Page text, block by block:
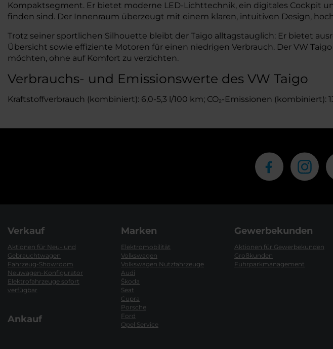
Kompaktsegment. Er bietet moderne LED-Lichttechnik, ein digitales Cockpit
finden sind. Der Innenraum überzeugt mit einem klaren, intuitiven Design,
Trotz seiner sportlichen Silhouette bleibt der Taigo alltagstauglich: Er bietet
Übersicht sowie effiziente Motoren für einen niedrigen Verbrauch. Der VW
möchten, ohne auf Komfort zu verzichten.
Verbrauchs- und Emissionswerte des VW Taigo
Kraftstoffverbrauch (kombiniert): 6,0-5,3 l/100 km; CO₂-Emissionen (kombiniert):
Verkauf
Aktionen für Neu- und
Gebrauchtwagen
Fahrzeug-Showroom
Neuwagen-Konfigurator
Elektrofahrzeuge sofort
verfügbar
Ankauf
Marken
Elektromobilität
Volkswagen
Volkswagen Nutzfahrzeuge
Audi
Škoda
Seat
Cupra
Porsche
Ford
Opel Service
Gewerbekunden
Aktionen für Gewerbekunden
Großkunden
Fuhrparkmanagement